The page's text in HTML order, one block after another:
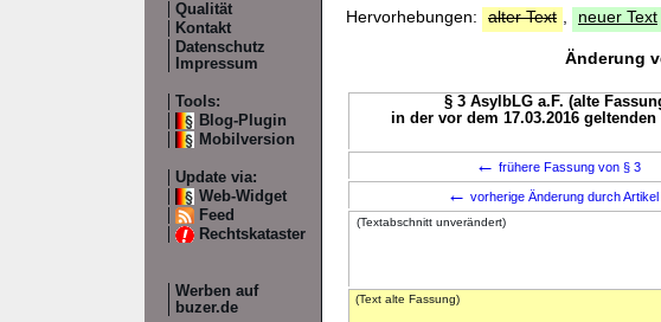
Qualität
Kontakt
Datenschutz
Impressum
Tools:
Blog-Plugin
Mobilversion
Update via:
Web-Widget
Feed
Rechtskataster
Werben auf
buzer.de
Hervorhebungen:
alter Text neuer Text
Änderung
§ 3 AsylbLG a.F. (alte
in der vor dem 17.03.2016 geltenden
← frühere Fassung von § 3
← vorherige Änderung durch Artikel
(Textabschnitt unverändert)
(Text alte Fassung)